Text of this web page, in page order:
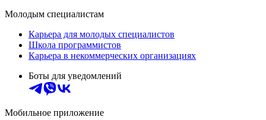
Молодым специалистам
Карьера для молодых специалистов
Школа программистов
Карьера в некоммерческих организациях
Боты для уведомлений
Мобильное приложение